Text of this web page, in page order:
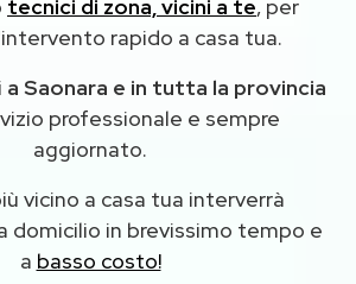
tecnici di zona, vicini a te, per
rapido a casa tua.
a Saonara e in tutta la provincia
professionale e sempre
aggiornato.
vicino a casa tua interverrà
domicilio in brevissimo tempo e
a basso costo!